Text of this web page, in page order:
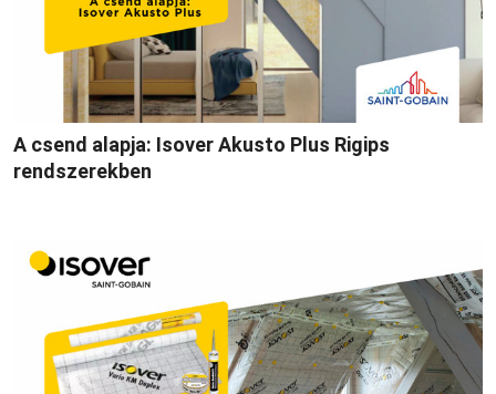
A csend alapja: Isover Akusto Plus Rigips
rendszerekben